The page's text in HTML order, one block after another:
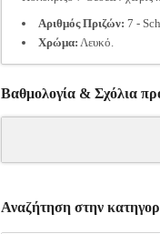
Αριθμός Πριζών: 7 -
Χρώμα: Λευκό.
Βαθμολογία & Σχόλια
Αναζήτηση στην